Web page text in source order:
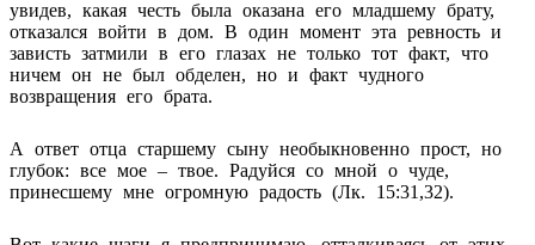
увидев, какая честь была оказана его младшему брату,
отказался войти в дом. В один момент эта ревность и
зависть затмили в его глазах не только тот факт, что
ничем он не был обделен, но и факт чудного
возвращения его брата.
А ответ отца старшему сыну необыкновенно прост, но
глубок: все мое – твое. Радуйся со мной о чуде,
принесшему мне огромную радость (Лк. 15:31,32).